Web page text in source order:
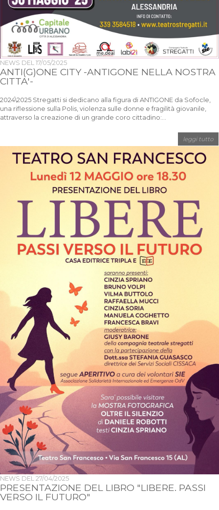
NEWS DEL 17/05/2025
ANTI(G)ONE CITY -ANTIGONE NELLA NOSTRA
CITTA'-
2024\2025 Stregatti si dedicano alla figura di ANTIGONE da Sofocle,
una riflessione sulla Polis, violenza sulle donne e fragilità giovanile,
attraverso la creazione di un grande coro cittadino:...
leggi tutto
NEWS DEL 27/04/2025
PRESENTAZIONE DEL LIBRO "LIBERE. PASSI
VERSO IL FUTURO"